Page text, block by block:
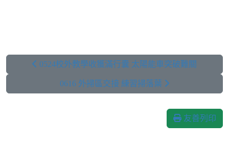
0524校外教學收獲滿行囊 太陽能車突破難關
0616 外掃區交接 練習掃落葉
友善列印